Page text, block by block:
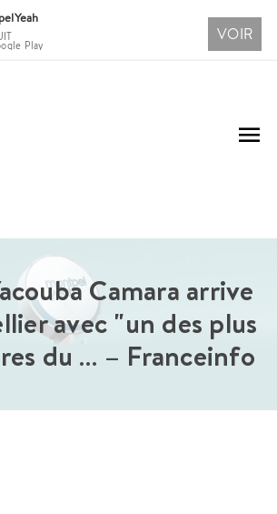
Camara arrive
avec "un des plus
du … – Franceinfo
Play
VOIR